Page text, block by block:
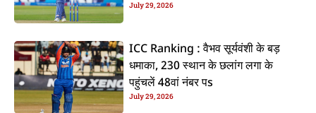
July 29, 2026
ICC Ranking : वैभव सूर्यवंशी के बड़
धमाका, 230 स्थान के छलांग लगा के
पहुंचलें 48वां नंबर पs
July 29, 2026